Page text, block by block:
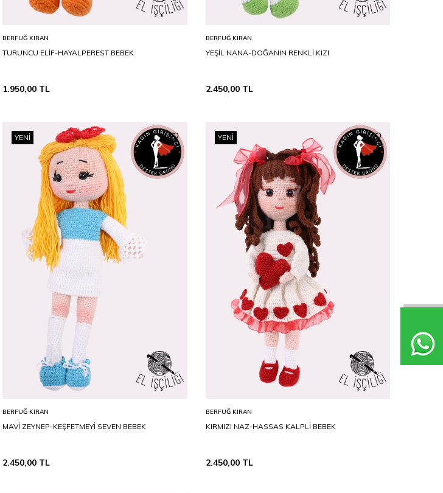
STD
Sepete Ekle
BERFUĞ KIRAN
TURUNCU ELİF-HAYALPEREST BEBEK
1.950,00 TL
STD
Sepete Ekle
BERFUĞ KIRAN
YEŞİL NANA-DOĞANIN RENKLİ KIZI
2.450,00TL
YENI
STD
Sepete Ekle
BERFUĞ KIRAN
MAVİ ZEYNEP-KEŞFETMEYİ SEVEN BEBEK
2.450,00 TL
YENI
STD
Sepete Ekle
BERFUĞ KIRAN
KIRMIZI NAZ-HASSAS KALPLİ BEBEK
2.450,00TL